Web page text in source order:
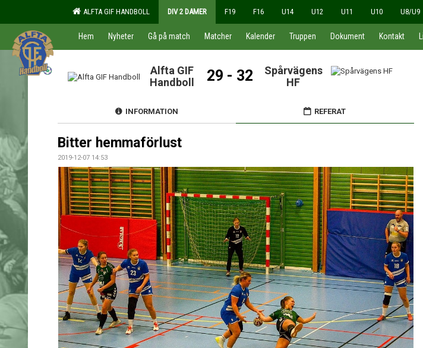
ALFTA GIF HANDBOLL DIV 2 DAMER F19 F16 U14 U12 U11 U10 U8/U9
Hem Nyheter Gå på match Matcher Kalender Truppen Dokument Kontakt
Alfta GIF
Handboll
29 - 32
Spårvägens
HF
INFORMATION REFERAT
Bitter hemmaförlust
2019-12-07 14:53